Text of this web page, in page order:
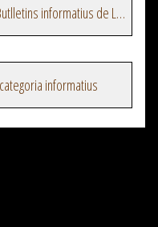
Veure més episodis del programa Butlletins informatius de La Xarxa
informatius